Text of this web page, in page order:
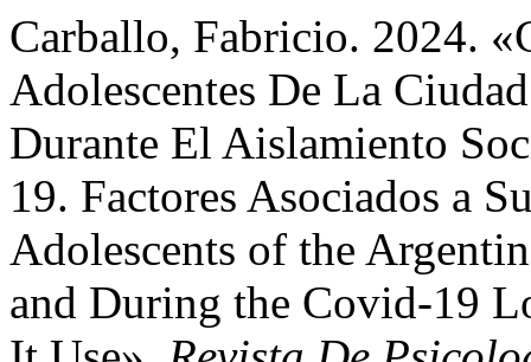
Carballo, Fabricio. 2024.
Adolescentes De La
Durante El Aislamiento
19. Factores Asociados a
Adolescents of the
and During the Covid-19